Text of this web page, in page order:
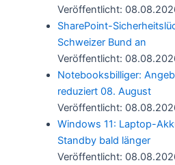
Veröffentlicht:
SharePoint-
Schweizer Bund an
Veröffentlicht:
Notebooksbilliger:
reduziert 08. August
Veröffentlicht:
Windows 11: Laptop-
Standby bald länger
Veröffentlicht: